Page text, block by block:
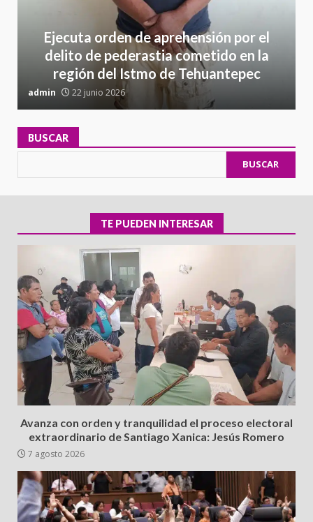
Ejecuta orden de aprehensión por el
delito de pederastia cometido en la
región del Istmo de Tehuantepec
admin 22 junio 2026
BUSCAR
BUSCAR
TE PUEDEN INTERESAR
Avanza con orden y tranquilidad el proceso electoral
extraordinario de Santiago Xanica: Jesús Romero
7 agosto 2026